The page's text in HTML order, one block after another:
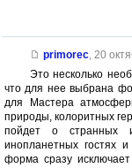
primorec, 20
Это несколько
что для нее выбрана
для Мастера
природы, колоритных
пойдет о странных и
инопланетных гостях
форма сразу